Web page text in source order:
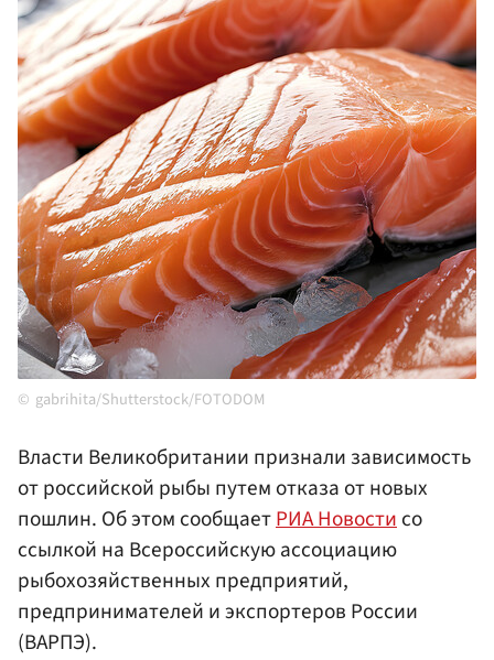
gabrihita/Shutterstock/FOTODOM
Власти Великобритании признали зависимость
от российской рыбы путем отказа от новых
пошлин. Об этом сообщаетРИА Новостисо
ссылкой на Всероссийскую ассоциацию
рыбохозяйственных предприятий,
предпринимателей и экспортеров России
(ВАРПЭ).